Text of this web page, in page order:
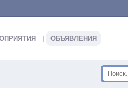
ОБЪЯВЛЕНИЯ